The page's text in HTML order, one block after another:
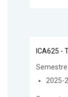
ICA625 -
2025-2